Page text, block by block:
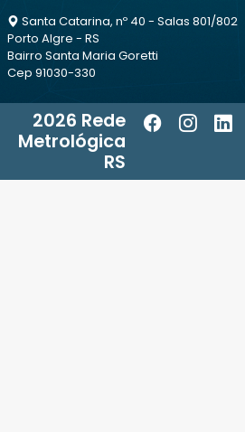
Santa Catarina, nº 40 - Salas 801/802
Porto Algre - RS
Bairro Santa Maria Goretti
Cep 91030-330
2026 Rede
Metrológica
RS